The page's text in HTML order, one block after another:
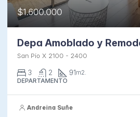
$1.600.000
San Pío X 2100 - 2400
3 2 91m2.
DEPARTAMENTO
Andreina Suñe